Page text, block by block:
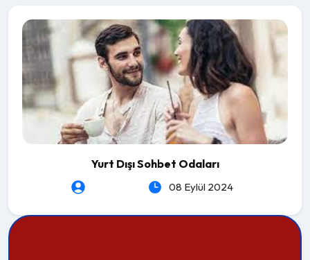
Yurt Dışı Sohbet Odaları
08 Eylül 2024